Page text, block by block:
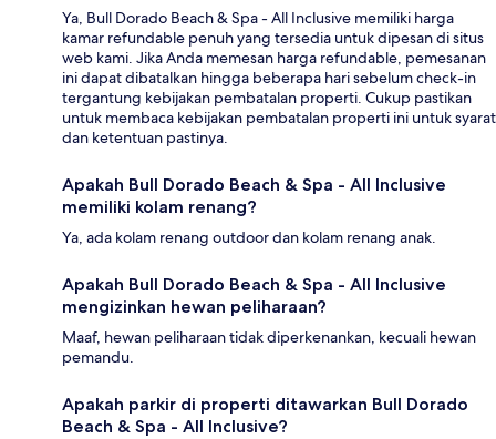
Ya, Bull Dorado Beach & Spa - All Inclusive memiliki harga
kamar refundable penuh yang tersedia untuk dipesan di situs
web kami. Jika Anda memesan harga refundable, pemesanan
ini dapat dibatalkan hingga beberapa hari sebelum check-in
tergantung kebijakan pembatalan properti. Cukup pastikan
untuk membaca kebijakan pembatalan properti ini untuk syarat
dan ketentuan pastinya.
Apakah Bull Dorado Beach & Spa - All Inclusive
memiliki kolam renang?
Ya, ada kolam renang outdoor dan kolam renang anak.
Apakah Bull Dorado Beach & Spa - All Inclusive
mengizinkan hewan peliharaan?
Maaf, hewan peliharaan tidak diperkenankan, kecuali hewan
pemandu.
Apakah parkir di properti ditawarkan Bull Dorado
Beach & Spa - All Inclusive?